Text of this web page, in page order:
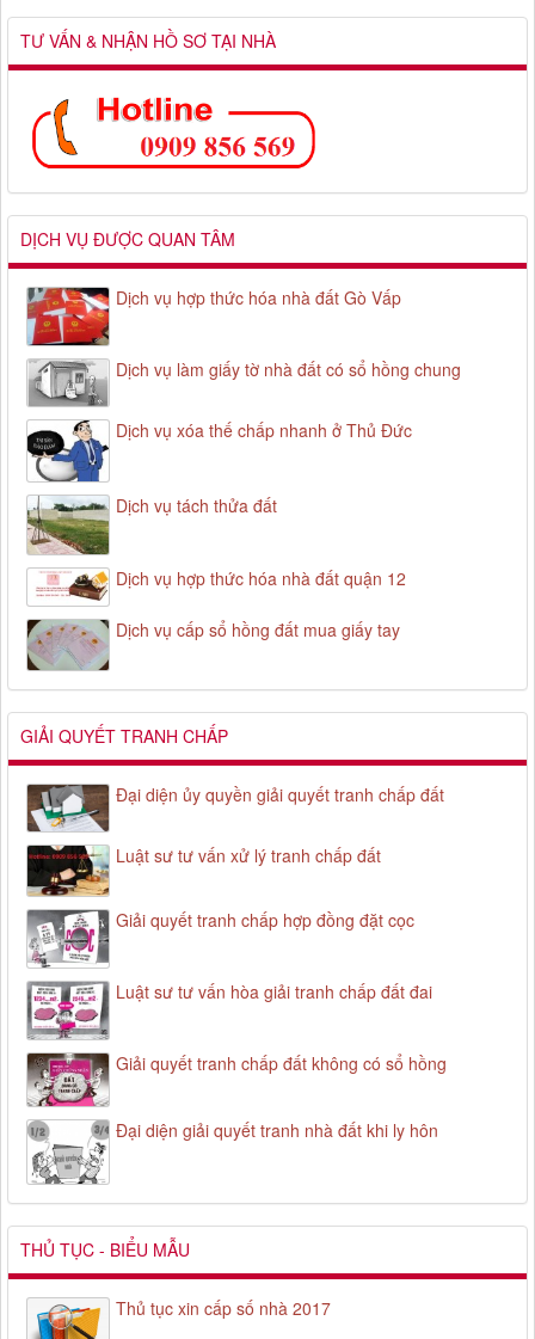
TƯ VẤN & NHẬN HỒ SƠ TẠI NHÀ
DỊCH VỤ ĐƯỢC QUAN TÂM
Dịch vụ hợp thức hóa nhà đất Gò Vấp
Dịch vụ làm giấy tờ nhà đất có sổ hồng chung
Dịch vụ xóa thế chấp nhanh ở Thủ Đức
Dịch vụ tách thửa đất
Dịch vụ hợp thức hóa nhà đất quận 12
Dịch vụ cấp sổ hồng đất mua giấy tay
GIẢI QUYẾT TRANH CHẤP
Đại diện ủy quyền giải quyết tranh chấp đất
Luật sư tư vấn xử lý tranh chấp đất
Giải quyết tranh chấp hợp đồng đặt cọc
Luật sư tư vấn hòa giải tranh chấp đất đai
Giải quyết tranh chấp đất không có sổ hồng
Đại diện giải quyết tranh nhà đất khi ly hôn
THỦ TỤC - BIỂU MẪU
Thủ tục xin cấp số nhà 2017